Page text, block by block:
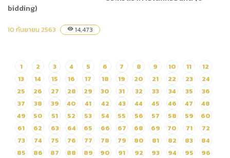
(ภาษาไทย) ประกาศผู้ชนะการ
Predators Show ประจำปี
2564 ระยะเวลา 6 เดือน (1
ตุลาคม 2563 ถึง 31 มีนาคม
2564) ด้วยวิธีประกวดราคา
อิเล็กทรอนิกส์ (e-bidding)
bidding)
10 กันยายน 2563 visibility 14,473
1 2 3 4 5 6 7 8 9 10 11
12
13
14 15 16 17 18 19 20 21 22 23
24
25
26 27 28 29 30 31 32 33 34 35
36
37
38 39 40 41 42 43 44 45 46 47
48
49
50 51 52 53 54 55 56 57 58 59
60
61
62 63 64 65 66 67 68 69 70 71
72
73
74 75 76 77 78 79 80 81 82 83
84
85
86 87 88 89 90 91 92 93 94 95
96